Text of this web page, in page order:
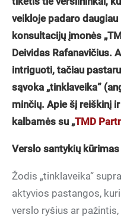
veikloje padaro
konsultacijų įmonės
Deividas Rafanavičius.
intriguoti, tačiau
sąvoka „tinklaveika“
minčių. Apie šį reiškinį
kalbamės su „TMD
Verslo santykių kūrimas
Žodis „tinklaveika“
aktyvios pastangos,
verslo ryšius ar